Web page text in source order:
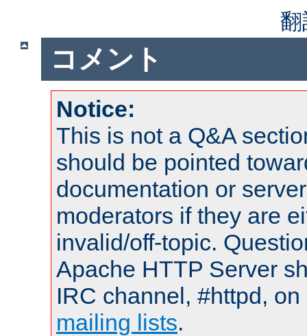
コメント
Notice:
This is not a Q&A
should be pointed
documentation or
moderators if they are
invalid/off-topic.
Apache HTTP Server
IRC channel, #httpd,
mailing lists.